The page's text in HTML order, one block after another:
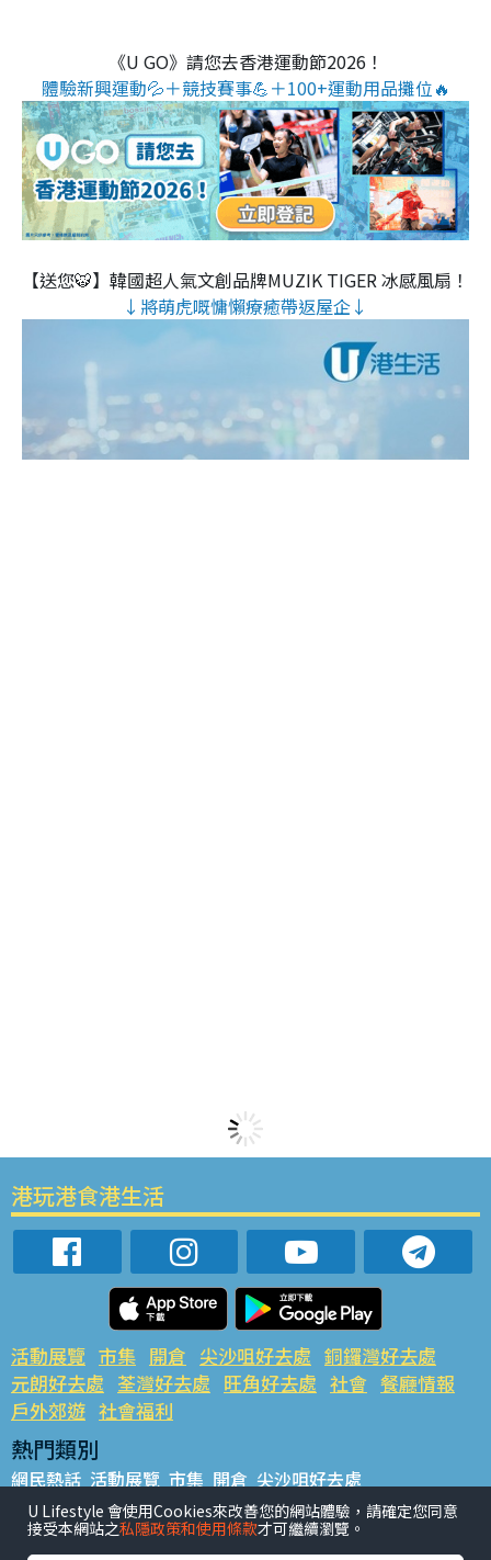
《U GO》請您去香港運動節2026！
體驗新興運動💦＋競技賽事💪＋100+運動用品攤位🔥
【送您🐯】韓國超人氣文創品牌MUZIK TIGER 冰感風扇！
↓將萌虎嘅慵懶療癒帶返屋企↓
港玩港食港生活
活動展覽 市集 開倉 尖沙咀好去處 銅鑼灣好去處
元朗好去處 荃灣好去處 旺角好去處 社會 餐廳情報
戶外郊遊 社會福利
熱門類別
網民熱話 活動展覽 市集 開倉 尖沙咀好去處
銅鑼灣好去處 元朗好去處 荃灣好去處 旺角好去處 社會
餐廳情報 戶外郊遊
U Lifestyle 會使用Cookies來改善您的網站體驗，請確定您同意
接受本網站之私隱政策和使用條款才可繼續瀏覽。